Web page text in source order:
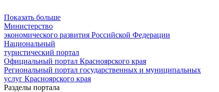
Показать больше
Министерство
экономического развития Российской Федерации
Национальный
туристический портал
Официальный портал Красноярского края
Региональный портал государственных и муниципальных
услуг Красноярского края
Разделы портала